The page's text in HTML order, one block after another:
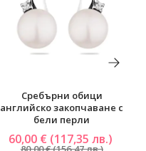
Сребърни обици
английско закопчаване с
бели перли
60,00 € (117,35 лв.)